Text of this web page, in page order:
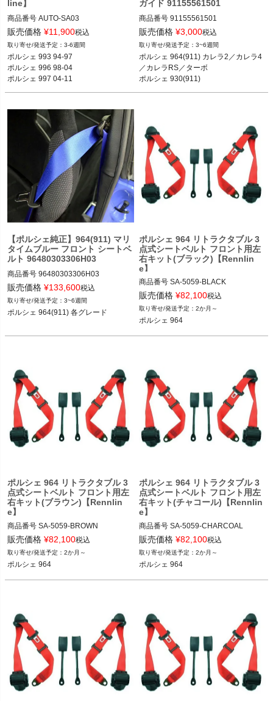
line】
商品番号 AUTO-SA03
SA03
ポルシェ 930 74-89
ポルシェ 964 89-94
ポルシェ 993 94-97
ポルシェ 996 98-04
ポルシェ 997 04-11
販売価格 ¥11,900税込
3-6週間
ポルシェ 993 94-97
ポルシェ 996 98-04
ポルシェ 997 04-11
ガイド 91155561501
商品番号 91155561501
ポルシェ 964(911) カレラ2／カレラ4
／カレラRS／ターボ 89-93
ポルシェ 930(911) 74-89
販売価格 ¥3,000税込
3~6週間
ポルシェ 964(911) カレラ2／カレラ4
／カレラRS／ターボ
ポルシェ 930(911)
【ポルシェ純正】964(911) マリ
タイムブルー フロント シートベ
ルト 96480303306H03
商品番号 96480303306H03
96480303306H03
ポルシェ 964(911) 各グレード 89-93
販売価格 ¥133,600税込
3~6週間
ポルシェ 964(911) 各グレード
ポルシェ 964 リトラクタブル 3
点式シートベルト フロント用左
右キット(ブラック)【Rennlin
e】
商品番号 SA-5059-BLACK
SA-5059_BLACK
12REN"SA-5059 BLACK"
ポルシェ 964 89-94
販売価格 ¥82,100税込
2か月～
ポルシェ 964
ポルシェ 964 リトラクタブル 3
点式シートベルト フロント用左
右キット(ブラウン)【Rennlin
e】
商品番号 SA-5059-BROWN
SA-5059_BROWN
12REN"SA-5059 BROWN"
ポルシェ 964 89-94
販売価格 ¥82,100税込
2か月～
ポルシェ 964
ポルシェ 964 リトラクタブル 3
点式シートベルト フロント用左
右キット(チャコール)【Rennlin
e】
商品番号 SA-5059-CHARCOAL
SA-5059_CHARCOAL
12REN"SA-5059 CHARCOAL"
ポルシェ 964 89-94
販売価格 ¥82,100税込
2か月～
ポルシェ 964